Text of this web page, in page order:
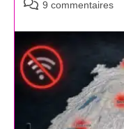
Commentaires
la
publication :
9 commentaires